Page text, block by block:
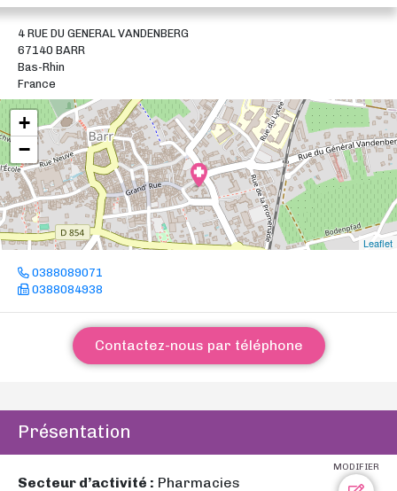
4 RUE DU GENERAL VANDENBERG
67140 BARR
Bas-Rhin
France
+
−
Leaflet
0388089071
0388084938
Contactez-nous par téléphone
Présentation
MODIFIER
Secteur d’activité : Pharmacies